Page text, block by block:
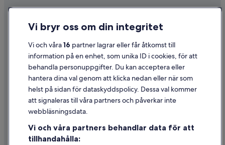
Cookies
Användarvillkor
Juridisk information/Kontakta oss
Riktlinjer för innehåll och anmäla innehåll
Hjälp
Avboka eller ändra din bokning
Vi bryr oss om din integritet
Vi och våra16 partner lagrar eller får åtkomst till
information på en enhet, som unika ID i cookies, för att
behandla personuppgifter. Du kan acceptera eller
hantera dina val genom att klicka nedan eller när som
helst på sidan för dataskyddspolicy. Dessa val kommer
att signaleras till våra partners och påverkar inte
webbläsningsdata.
Vi och våra partners behandlar data för att
tillhandahålla: